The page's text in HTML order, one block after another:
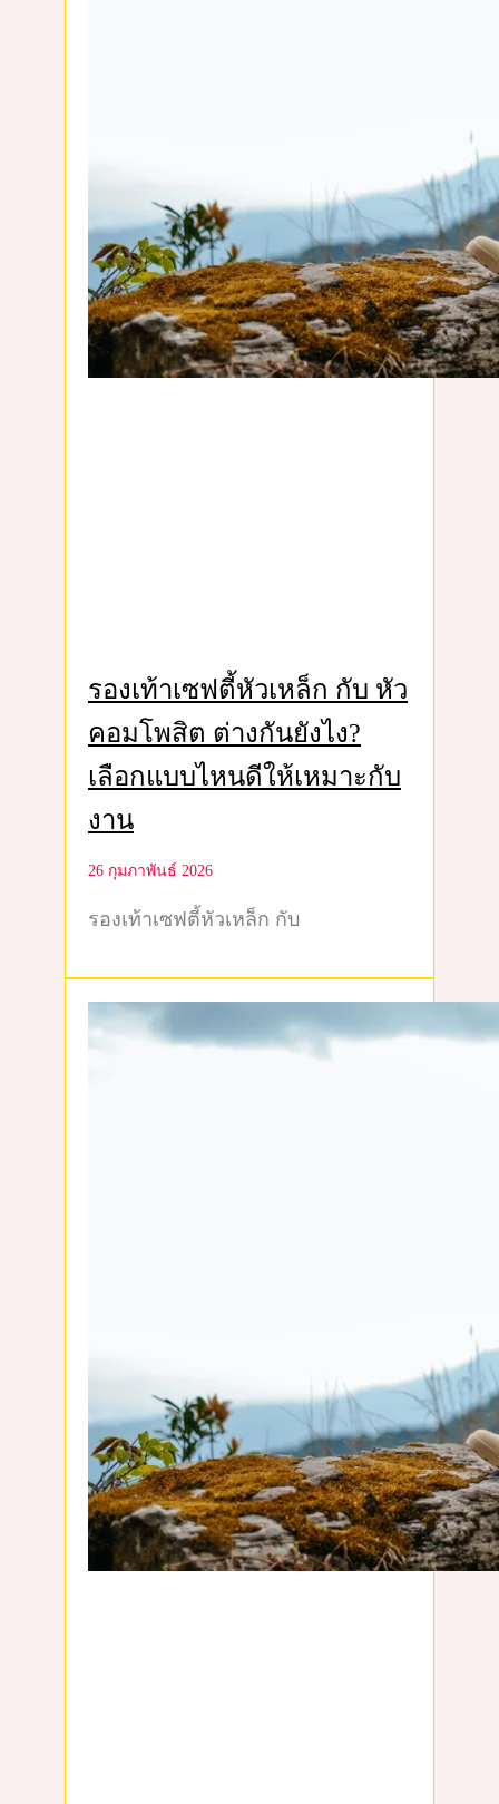
รองเท้าเซฟตี้หัวเหล็ก กับ หัว
คอมโพสิต ต่างกันยังไง?
เลือกแบบไหนดีให้เหมาะกับ
งาน
26 กุมภาพันธ์ 2026
รองเท้าเซฟตี้หัวเหล็ก กับ